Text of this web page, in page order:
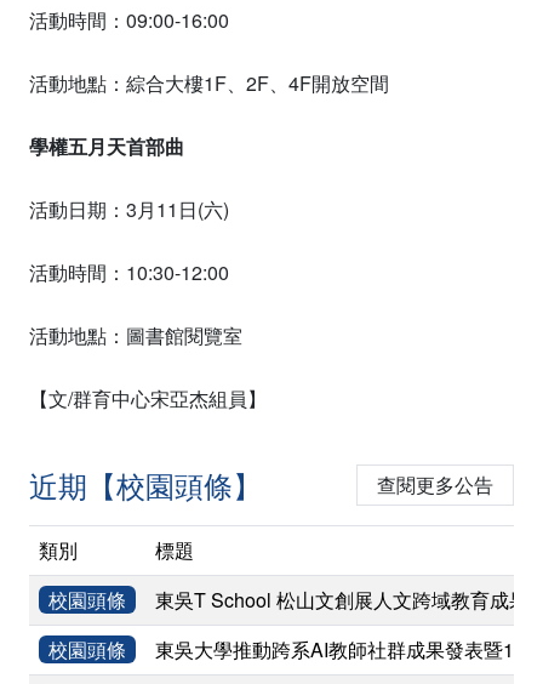
活動時間：09:00-16:00
活動地點：綜合大樓1F、2F、4F開放空間
學權五月天首部曲
活動日期：3月11日(六)
活動時間：10:30-12:00
活動地點：圖書館閱覽室
【文/群育中心宋亞杰組員】
近期【校園頭條】 查閱更多公告
類別
標題
校園頭條
東吳T School 松山文創展人文跨域教育成果
校園頭條
東吳大學推動跨系AI教師社群成果發表暨